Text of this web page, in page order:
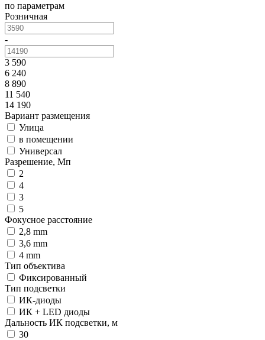
по параметрам
Розничная
-
3 590
6 240
8 890
11 540
14 190
Вариант размещения
Улица
в помещении
Универсал
Разрешение, Мп
2
4
3
5
Фокусное расстояние
2,8 mm
3,6 mm
4 mm
Тип объектива
Фиксированный
Тип подсветки
ИК-диоды
ИК + LED диоды
Дальность ИК подсветки, м
30